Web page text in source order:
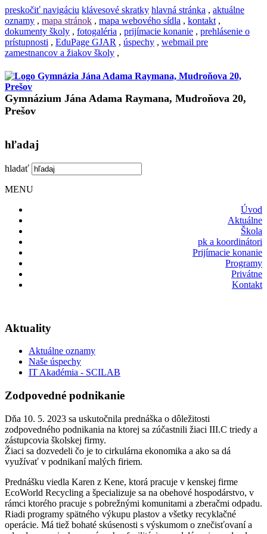
preskočiť navigáciu klávesové skratky hlavná stránka , aktuálne
oznamy , mapa stránok , mapa webového sídla , kontakt ,
dokumenty školy , fotogaléria , prijímacie konanie , prehlásenie o
prístupnosti , EduPage GJAR , úspechy , webmail pre
zamestnancov a žiakov školy ,
Gymnázium Jána Adama Raymana, Mudroňova 20,
Prešov
hľadaj
hladať
MENU
Úvod
Aktuálne
Škola
pk a koordinátori
Prijímacie konanie
Programy
Privátne
Kontakt
Aktuality
Aktuálne oznamy
Naše úspechy
IT Akadémia - SCILAB
Zodpovedné podnikanie
Dňa 10. 5. 2023 sa uskutočnila prednáška o dôležitosti
zodpovedného podnikania na ktorej sa zúčastnili žiaci III.C triedy a
zástupcovia školskej firmy.
Žiaci sa dozvedeli čo je to cirkulárna ekonomika a ako sa dá
využívať v podnikaní malých firiem.
Prednášku viedla Karen z Kene, ktorá pracuje v kenskej firme
EcoWorld Recycling a špecializuje sa na obehové hospodárstvo, v
rámci ktorého pracuje s pobrežnými komunitami a zberačmi odpadu.
Riadi programy spätného výkupu plastov a všetky recyklačné
operácie. Má tiež bohaté skúsenosti s výskumom o znečisťovaní a